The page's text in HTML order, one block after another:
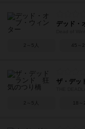
デッド・
2～5人 45～
ザ・デッ
2～5人 18～